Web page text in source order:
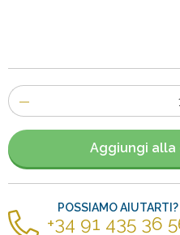
Numero
di
articoli
Aggiungi alla
POSSIAMO AIUTARTI?
+34 91 435 36